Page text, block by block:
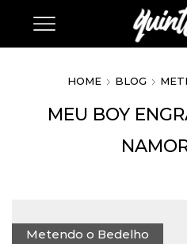
HOME BLOG
MEU BOY
Metendo o Bedelho